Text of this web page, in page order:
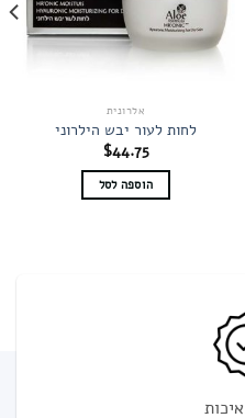
אלרונית
לחות לעור יבש הילרוני
$44.75
הוספה לסל